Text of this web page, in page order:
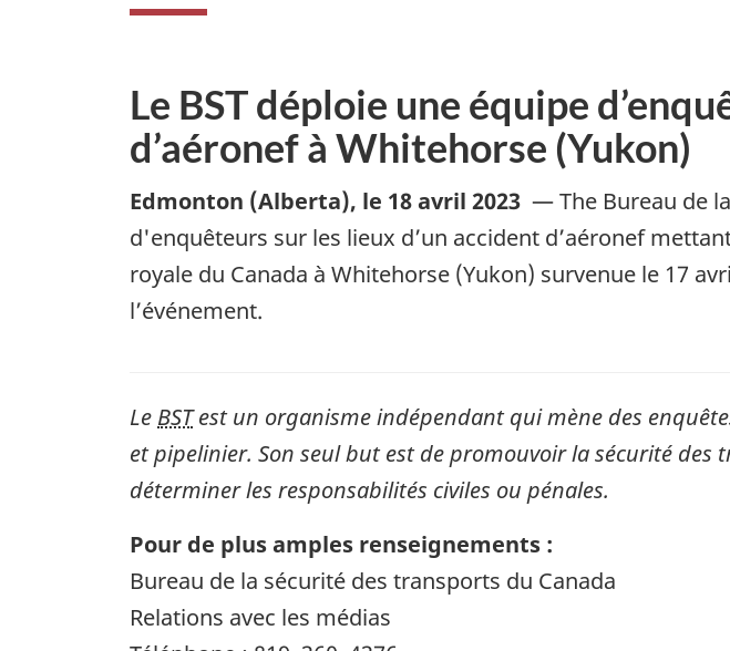
Le BST déploie une équipe
d’aéronef à Whitehorse (Yukon)
Edmonton (Alberta), le 18 avril 2023 —The Bureau de
d'enquêteurs sur les lieux d’un accident d’aéronef
royale du Canada à Whitehorse (Yukon) survenue le 17
l’événement.
Le BSTest un organisme indépendant qui mène des
et pipelinier. Son seul but est de promouvoir la sécurité
déterminer les responsabilités civiles ou pénales.
Pour de plus amples renseignements :
Bureau de la sécurité des transports du Canada
Relations avec les médias